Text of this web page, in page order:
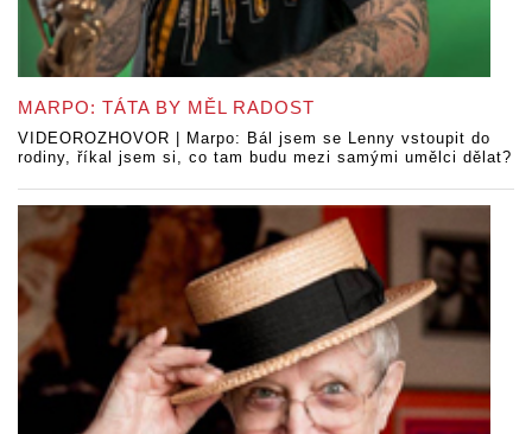
MARPO: TÁTA BY MĚL RADOST
VIDEOROZHOVOR | Marpo: Bál jsem se Lenny vstoupit do
rodiny, říkal jsem si, co tam budu mezi samými umělci dělat?